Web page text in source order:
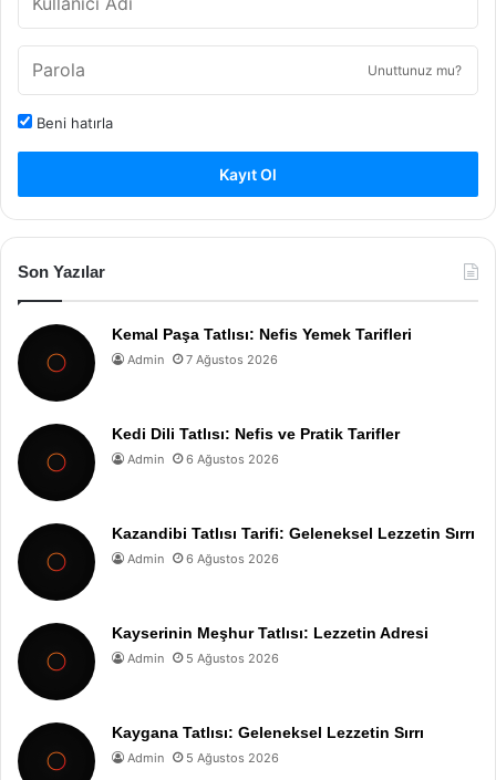
Unuttunuz mu?
Beni hatırla
Kayıt Ol
Son Yazılar
Kemal Paşa Tatlısı: Nefis Yemek Tarifleri
Admin 7 Ağustos 2026
Kedi Dili Tatlısı: Nefis ve Pratik Tarifler
Admin 6 Ağustos 2026
Kazandibi Tatlısı Tarifi: Geleneksel Lezzetin Sırrı
Admin 6 Ağustos 2026
Kayserinin Meşhur Tatlısı: Lezzetin Adresi
Admin 5 Ağustos 2026
Kaygana Tatlısı: Geleneksel Lezzetin Sırrı
Admin 5 Ağustos 2026